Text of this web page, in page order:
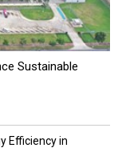
Sustainable
Efficiency in